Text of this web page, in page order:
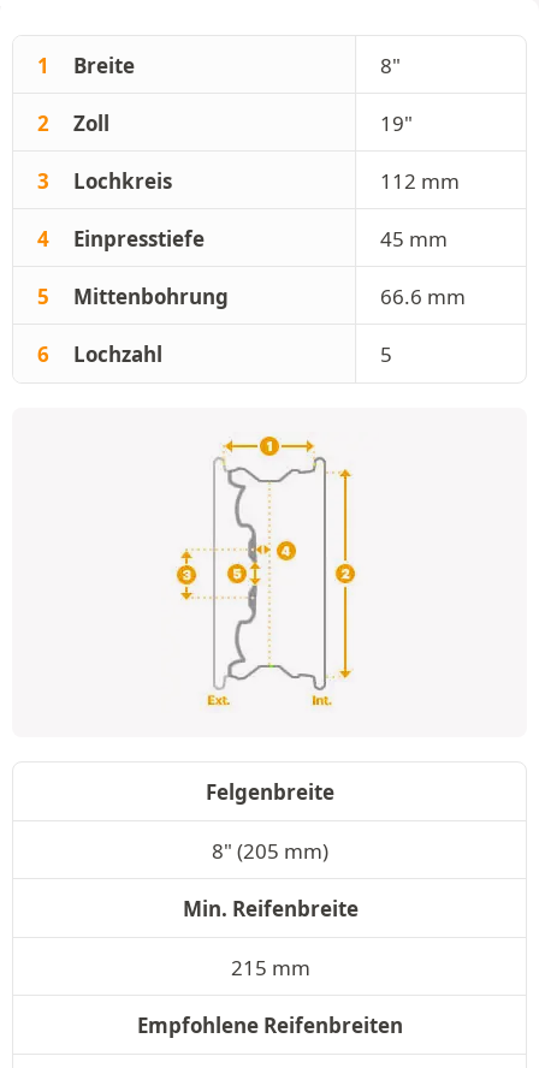
1 Breite 8"
2 Zoll 19"
3 Lochkreis 112 mm
4 Einpresstiefe 45 mm
5 Mittenbohrung 66.6 mm
6 Lochzahl 5
Felgenbreite
8" (205 mm)
Min. Reifenbreite
215 mm
Empfohlene Reifenbreiten